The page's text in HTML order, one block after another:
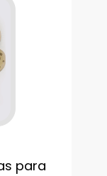
para